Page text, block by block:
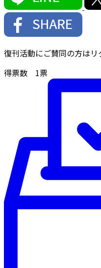
復刊活動にご賛同の方はリ
得票数 1票